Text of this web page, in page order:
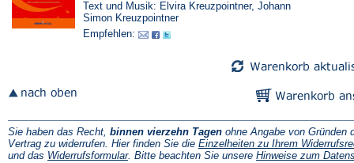
Text und Musik: Elvira Kreuzpointner, Johann
Simon Kreuzpointner
Empfehlen:
Sie haben das Recht, binnen vierzehn Tagen ohne Angabe von Gründen
Vertrag zu widerrufen. Hier finden Sie die Einzelheiten zu Ihrem
und das Widerrufsformular(Öffnet
. Bitte beachten Sie unsere Hinweise zum